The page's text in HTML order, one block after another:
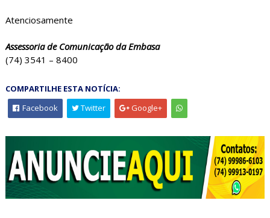
Atenciosamente
Assessoria de Comunicação da Embasa
(74) 3541 – 8400
COMPARTILHE ESTA NOTÍCIA:
Facebook
Twitter Google+